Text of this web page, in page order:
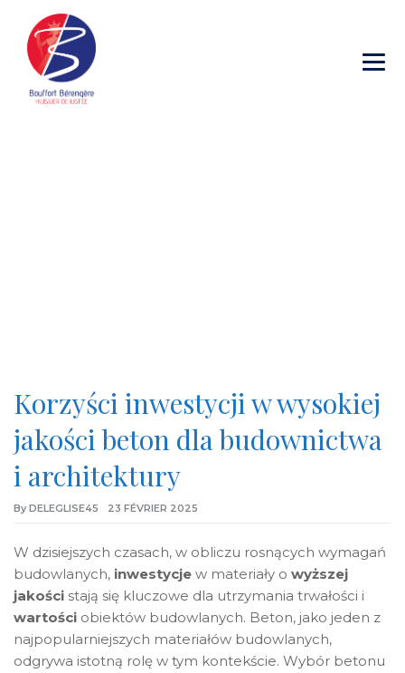
Korzyści inwestycji w wysokiej
jakości beton dla budownictwa
i architektury
By DELEGLISE45 23 FÉVRIER 2025
W dzisiejszych czasach, w obliczu rosnących wymagań
budowlanych, inwestycje w materiały o wyższej
jakości stają się kluczowe dla utrzymania trwałości i
wartości obiektów budowlanych. Beton, jako jeden z
najpopularniejszych materiałów budowlanych,
odgrywa istotną rolę w tym kontekście. Wybór betonu